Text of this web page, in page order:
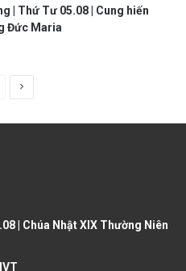
| Thứ Tư 05.08 | Cung hiến
Đức Maria
g
| Chúa Nhật XIX Thường Niên